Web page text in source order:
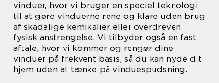
vinduer, hvor vi bruger en speciel teknologi
til at gøre vinduerne rene og klare uden brug
af skadelige kemikalier eller overdreven
fysisk anstrengelse. Vi tilbyder også en fast
aftale, hvor vi kommer og rengør dine
vinduer på frekvent basis, så du kan nyde dit
hjem uden at tænke på vinduespudsning.